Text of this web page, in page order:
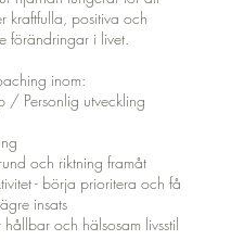
kraftfulla, positiva och
förändringar i livet.
inom:
/ Personlig utveckling
och riktning framåt
- börja prioritera och få
insats
och hälsosam livsstil